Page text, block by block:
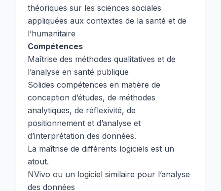
théoriques sur les sciences sociales
appliquées aux contextes de la santé et de
l’humanitaire
Compétences
Maîtrise des méthodes qualitatives et de
l’analyse en santé publique
Solides compétences en matière de
conception d’études, de méthodes
analytiques, de réflexivité, de
positionnement et d’analyse et
d’interprétation des données.
La maîtrise de différents logiciels est un
atout.
NVivo ou un logiciel similaire pour l’analyse
des données